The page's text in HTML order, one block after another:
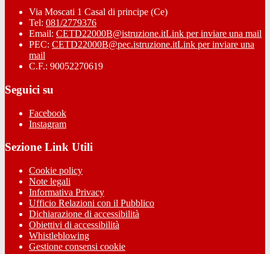
Via Moscati 1 Casal di principe (Ce)
Tel: 081/2779376
Email: CETD22000B@istruzione.itLink per inviare una mail
PEC: CETD22000B@pec.istruzione.itLink per inviare una
mail
C.F.: 90052270619
Seguici su
Facebook
Instagram
Sezione Link Utili
Cookie policy
Note legali
Informativa Privacy
Ufficio Relazioni con il Pubblico
Dichiarazione di accessibilità
Obiettivi di accessibilità
Whistleblowing
Gestione consensi cookie